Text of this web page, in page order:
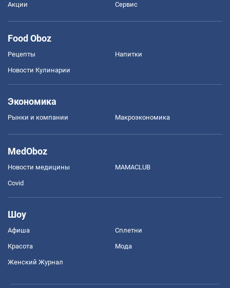
Акции Сервис
Food Oboz
Рецепты Напитки
Новости Кулинарии
Экономика
Рынки и компании Mакроэкономика
MedOboz
Новости медицины MAMACLUB
Covid
Шоу
Афиша Сплетни
Красота Мода
Женский Журнал